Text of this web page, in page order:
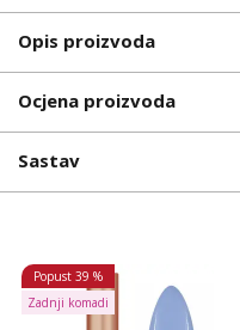
Opis proizvoda
Ocjena proizvoda
Sastav
Popust 39 %
Zadnji komadi